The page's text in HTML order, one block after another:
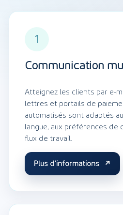
1
Communication
Atteignez les clients par e-
lettres et portails de
automatisés sont adaptés
langue, aux préférences de
flux de travail.
Plus d'informations